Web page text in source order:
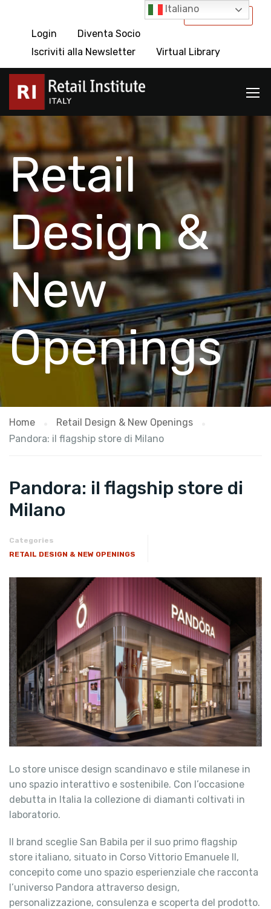
International
Login
Diventa Socio
Iscriviti alla Newsletter
Virtual Library
Retail
Design &
New
Openings
Home
Retail Design & New Openings
Pandora: il flagship store di Milano
Pandora: il flagship store di
Milano
Categories
RETAIL DESIGN & NEW OPENINGS
Lo store unisce design scandinavo e stile milanese in
uno spazio interattivo e sostenibile. Con l’occasione
debutta in Italia la collezione di diamanti coltivati in
laboratorio.
Il brand sceglie San Babila per il suo primo flagship
store italiano, situato in Corso Vittorio Emanuele II,
concepito come uno spazio esperienziale che racconta
l’universo Pandora attraverso design,
personalizzazione, consulenza e scoperta del prodotto.
Italiano